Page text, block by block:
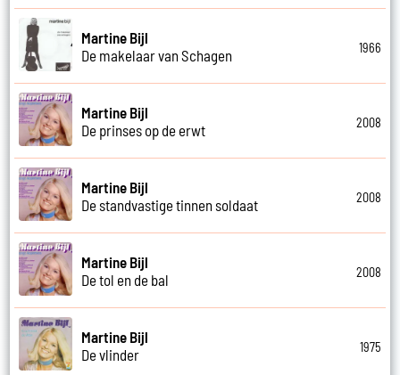
Martine Bijl
De makelaar van Schagen
1966
Martine Bijl
De prinses op de erwt
2008
Martine Bijl
De standvastige tinnen soldaat
2008
Martine Bijl
De tol en de bal
2008
Martine Bijl
De vlinder
1975